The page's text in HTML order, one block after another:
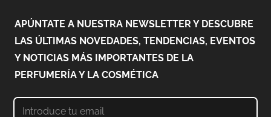
APÚNTATE A NUESTRA NEWSLETTER Y DESCUBRE
LAS ÚLTIMAS NOVEDADES, TENDENCIAS, EVENTOS
Y NOTICIAS MÁS IMPORTANTES DE LA
PERFUMERÍA Y LA COSMÉTICA